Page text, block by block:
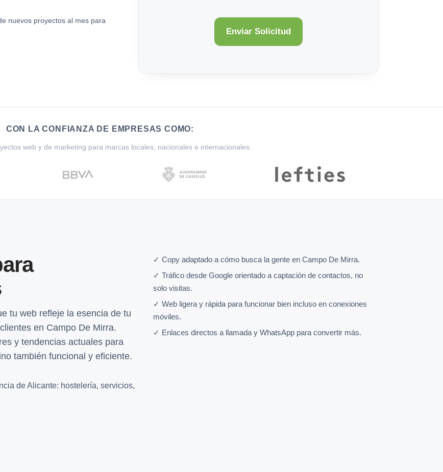
nuevos proyectos al mes para
CON LA CONFIANZA DE EMPRESAS COMO:
web y de marketing para marcas locales, nacionales e internacionales.
tu web refleje la esencia de tu
en Campo De Mirra.
y tendencias actuales para
también funcional y eficiente.
de Alicante: hostelería, servicios,
✓ Copy adaptado a cómo busca la gente en Campo De Mirra.
✓ Tráfico desde Google orientado a captación de contactos, no
solo visitas.
✓ Web ligera y rápida para funcionar bien incluso en conexiones
móviles.
✓ Enlaces directos a llamada y WhatsApp para convertir más.